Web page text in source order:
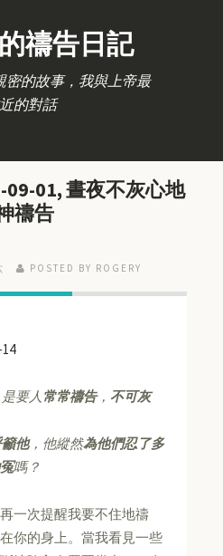
禱告日記
密的故事，我與上帝最
的對話
09-01, 晝夜不灰心地
禱告
POSTED BY ROGERY
要人 常常禱告， 不可灰
他，他縱然為他們忍了多
嗎？
一次提醒我要不住地禱
你的身上。當我看見一些